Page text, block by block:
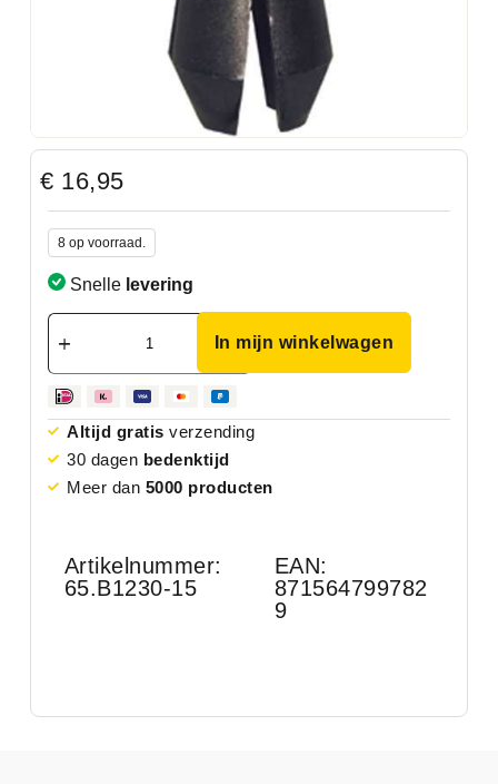
€ 16,95
8 op voorraad.
Snelle levering
In mijn winkelwagen
Altijd gratis verzending
30 dagen bedenktijd
Meer dan 5000 producten
Artikelnummer:
65.B1230-15
EAN:
871564799782
9